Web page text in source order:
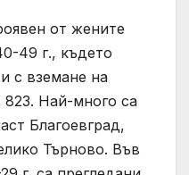
от жените
49 г., където
с вземане на
Най-много са
Благоевград,
Търново. Във